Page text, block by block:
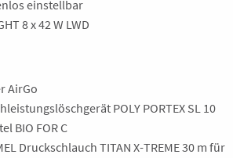
einstellbar
8 x 42 W LWD
AirGo
POLY PORTEX SL 10
BIO FOR C
Druckschlauch TITAN X-TREME 30 m für